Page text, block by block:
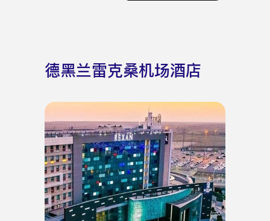
德黑兰雷克桑机场酒店